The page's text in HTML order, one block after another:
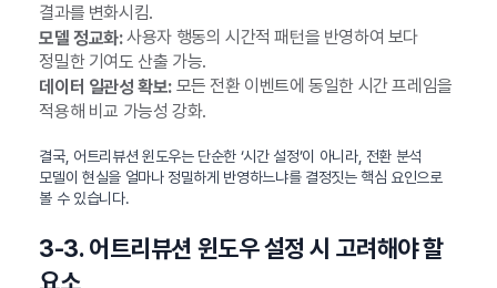
결과를 변화시킴.
모델 정교화:사용자 행동의 시간적 패턴을 반영하여 보다
정밀한 기여도 산출 가능.
데이터 일관성 확보:모든 전환 이벤트에 동일한 시간 프레임을
적용해 비교 가능성 강화.
결국, 어트리뷰션 윈도우는 단순한 ‘시간 설정’이 아니라, 전환 분석
모델이 현실을 얼마나 정밀하게 반영하느냐를 결정짓는 핵심 요인으로
볼 수 있습니다.
3-3. 어트리뷰션 윈도우 설정 시 고려해야 할
요소